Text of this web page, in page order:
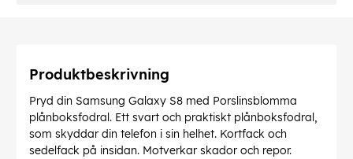
Produktbeskrivning
Pryd din Samsung Galaxy S8 med Porslinsblomma
plånboksfodral. Ett svart och praktiskt plånboksfodral,
som skyddar din telefon i sin helhet. Kortfack och
sedelfack på insidan. Motverkar skador och repor.